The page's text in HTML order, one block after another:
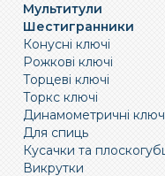
Мультитули
Шестигранники
Конусні ключі
Рожкові ключі
Торцеві ключі
Торкс ключі
Динамометричні
Для спиць
Кусачки та
Викрутки